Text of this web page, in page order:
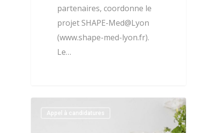
partenaires, coordonne le
projet SHAPE-Med@Lyon
(www.shape-med-lyon.fr).
Le…
Appel à candidatures